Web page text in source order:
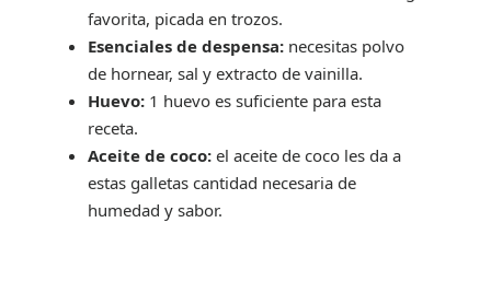
favorita, picada en trozos.
Esenciales de despensa: necesitas polvo
de hornear, sal y extracto de vainilla.
Huevo: 1 huevo es suficiente para esta
receta.
Aceite de coco: el aceite de coco les da a
estas galletas cantidad necesaria de
humedad y sabor.